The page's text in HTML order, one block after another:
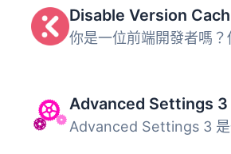
Advanced Settings 3